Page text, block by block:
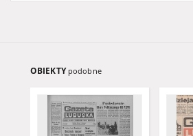
OBIEKTY podobne